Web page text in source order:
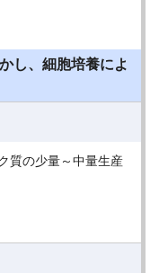
し、細胞培養によ
質の少量～中量生産